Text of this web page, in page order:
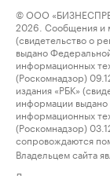
© ООО
2026. Сообщения и
(свидетельство о
выдано
информационных
(Роскомнадзор)
издания «РБК»
информации
информационных
(Роскомнадзор)
сопровождаются
Владельцем сайта